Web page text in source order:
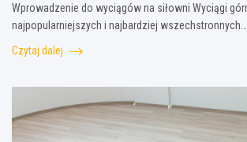
Wprowadzenie do wyciągów na siłowni Wyciągi
najpopularniejszych i najbardziej wszechstronnych…
Czytaj dalej